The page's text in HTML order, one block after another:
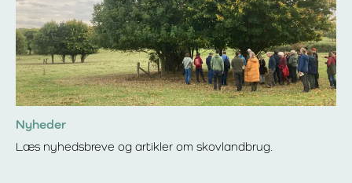
Nyheder
Læs nyhedsbreve og artikler om skovlandbrug.